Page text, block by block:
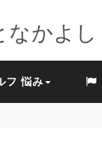
なかよし
フ 悩み